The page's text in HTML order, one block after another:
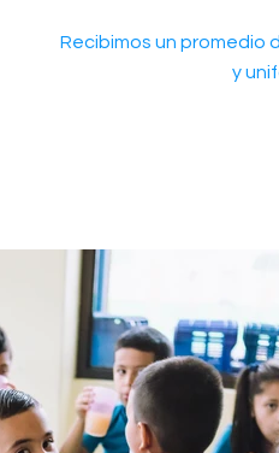
Recibimos un promedio
y